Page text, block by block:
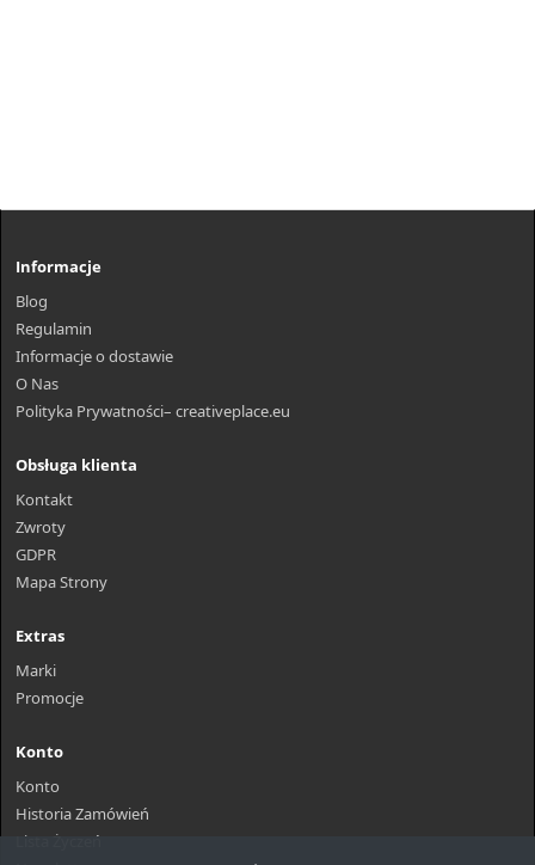
Informacje
Blog
Regulamin
Informacje o dostawie
O Nas
Polityka Prywatności– creativeplace.eu
Obsługa klienta
Kontakt
Zwroty
GDPR
Mapa Strony
Extras
Marki
Promocje
Konto
Konto
Historia Zamówień
Lista Życzeń